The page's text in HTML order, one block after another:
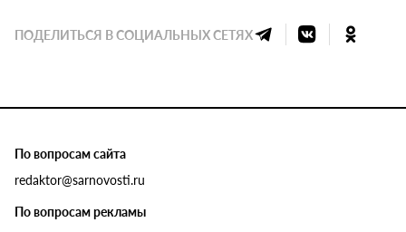
ПОДЕЛИТЬСЯ В СОЦИАЛЬНЫХ СЕТЯХ
По вопросам сайта
redaktor@sarnovosti.ru
По вопросам рекламы